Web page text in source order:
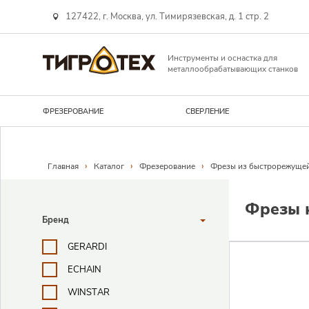
127422, г. Москва, ул. Тимирязевская, д. 1 стр. 2
Инструменты и оснастка для
металлообрабатывающих станков
ФРЕЗЕРОВАНИЕ СВЕРЛЕНИЕ
Навигационная линия
Главная › Каталог › Фрезерование › Фрезы из
Фрезы
Бренд
GERARDI
ECHAIN
WINSTAR